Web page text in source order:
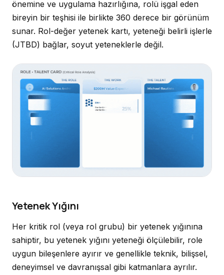
önemine ve uygulama hazırlığına, rolü işgal eden
bireyin bir teşhisi ile birlikte 360 derece bir görünüm
sunar. Rol-değer yetenek kartı, yeteneği belirli işlerle
(JTBD) bağlar, soyut yeteneklerle değil.
Yetenek Yığını
Her kritik rol (veya rol grubu) bir yetenek yığınına
sahiptir, bu yetenek yığını yeteneği ölçülebilir, role
uygun bileşenlere ayırır ve genellikle teknik, bilişsel,
deneyimsel ve davranışsal gibi katmanlara ayrılır.